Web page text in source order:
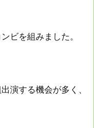
ビを組みました。
演する機会が多く、